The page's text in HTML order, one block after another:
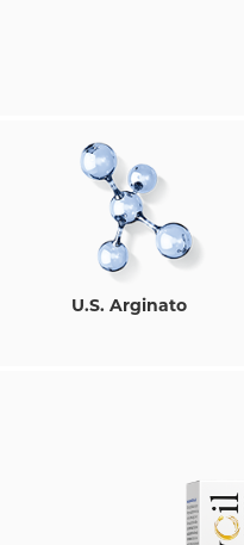
U.S. Arginato